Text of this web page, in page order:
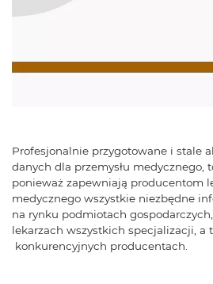
Profesjonalnie przygotowane i stale
danych dla przemysłu medycznego,
ponieważ zapewniają producentom
medycznego wszystkie niezbędne
na rynku podmiotach
lekarzach wszystkich specjalizacji, a
konkurencyjnych producentach.